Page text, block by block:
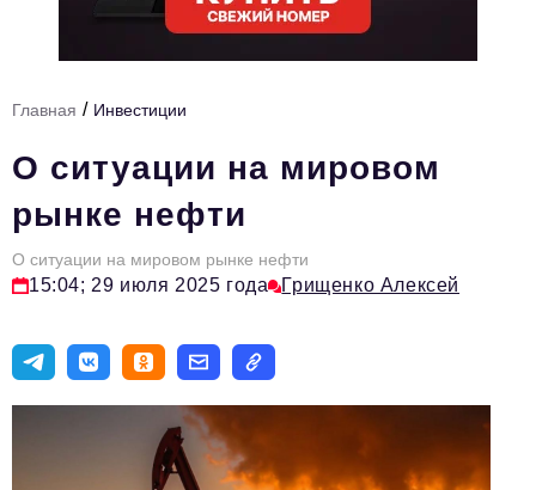
Технологии и тренды
HR
Персона номера
Юридический практикум
Туризм
Главная / Инвестиции
О ситуации на мировом
рынке нефти
О ситуации на мировом рынке нефти
15:04; 29 июля 2025 года Грищенко Алексей